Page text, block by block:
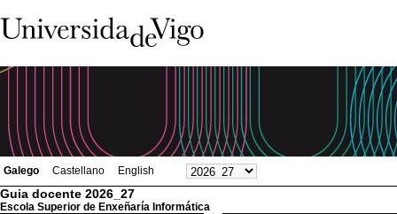
Galego Castellano English
Guia docente 2026_27
Escola Superior de Enxeñaría Informática